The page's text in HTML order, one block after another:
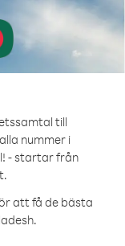
till
nummer i
- startar från
att få de bästa